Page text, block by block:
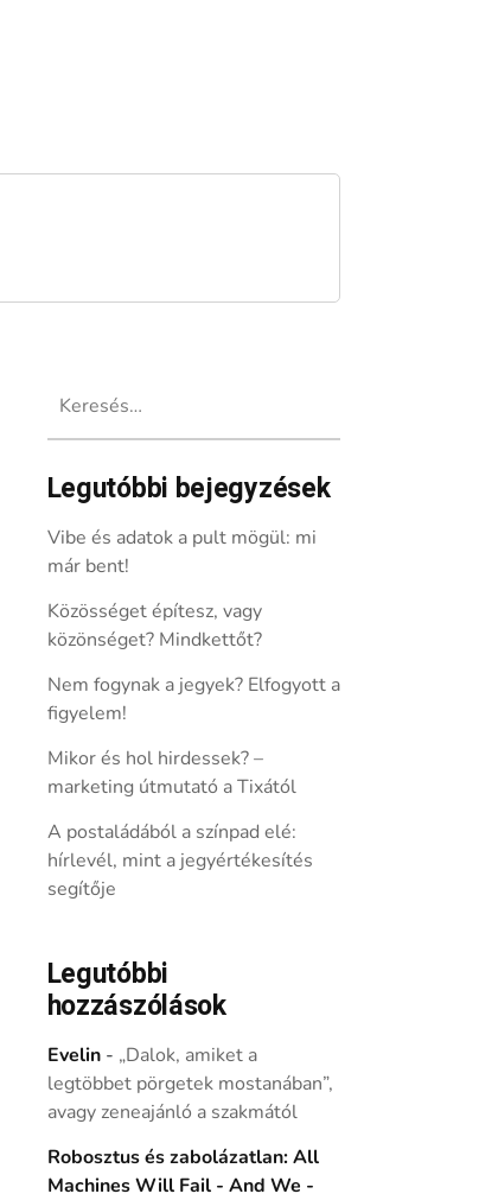
Legutóbbi bejegyzések
Vibe és adatok a pult mögül: mi
már bent!
Közösséget építesz, vagy
közönséget? Mindkettőt?
Nem fogynak a jegyek? Elfogyott a
figyelem!
Mikor és hol hirdessek? –
marketing útmutató a Tixától
A postaládából a színpad elé:
hírlevél, mint a jegyértékesítés
segítője
Legutóbbi
hozzászólások
Evelin- „Dalok, amiket a
legtöbbet pörgetek mostanában”,
avagy zeneajánló a szakmától
Robosztus és zabolázatlan: All
Machines Will Fail - And We -